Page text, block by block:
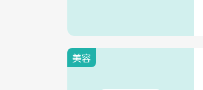
美容